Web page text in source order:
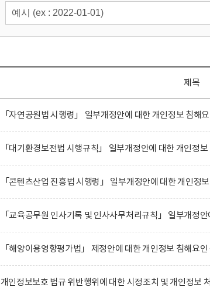
제목
「자연공원법 시행령」 일부개정안에 대한 개인정보 침해
「대기환경보전법 시행규칙」 일부개정안에 대한 개인정
「콘텐츠산업 진흥법 시행령」 일부개정안에 대한 개인정
「교육공무원 인사기록 및 인사사무처리규칙」 일부개정
「해양이용영향평가법」 제정안에 대한 개인정보 침해요
개인정보보호 법규 위반행위에 대한 시정조치 및 개인정